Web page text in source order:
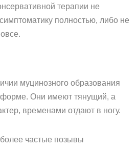
терапии не
полностью, либо не
муцинозного образования
Они имеют тянущий, а
временами отдают в ногу.
частые позывы